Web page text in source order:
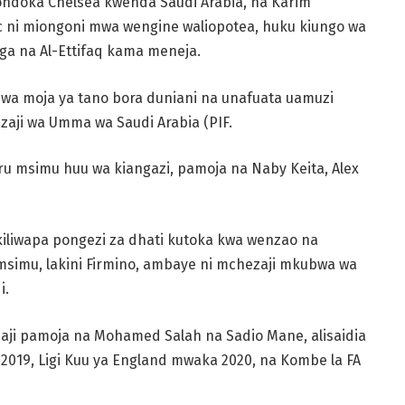
miongoni mwa wengine waliopotea, huku kiungo wa
na Al-Ettifaq kama meneja.
moja ya tano bora duniani na unafuata uamuzi
wa Umma wa Saudi Arabia (PIF.
msimu huu wa kiangazi, pamoja na Naby Keita, Alex
pongezi za dhati kutoka kwa wenzao na
lakini Firmino, ambaye ni mchezaji mkubwa wa
pamoja na Mohamed Salah na Sadio Mane, alisaidia
Ligi Kuu ya England mwaka 2020, na Kombe la FA